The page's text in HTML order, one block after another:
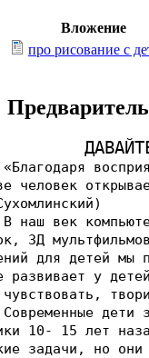
Вложение
про рисование с
человек
3Д
для детей мы
развивает у
дети
10- 15 лет
задачи, но они